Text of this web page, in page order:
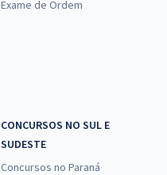
Exame de Ordem
CONCURSOS NO SUL E
SUDESTE
Concursos no Paraná